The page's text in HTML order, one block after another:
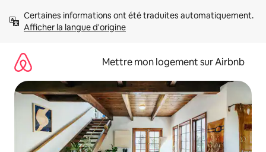
directement
Afficher la langue d'origine
Mettre mon logement sur Airbnb